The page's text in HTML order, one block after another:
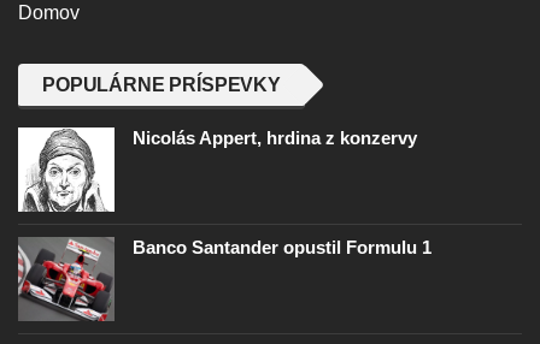
Domov
POPULÁRNE PRÍSPEVKY
Nicolás Appert, hrdina z konzervy
Banco Santander opustil Formulu 1